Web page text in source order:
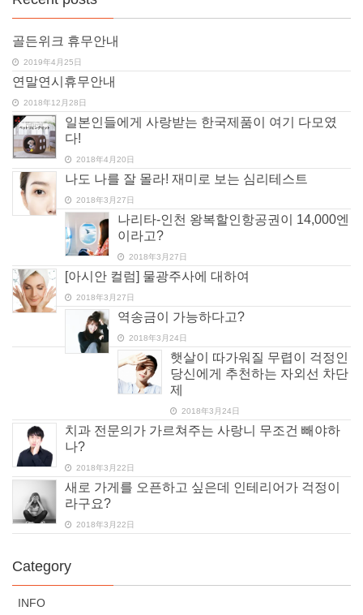
골든위크 휴무안내
2019年4月25日
연말연시휴무안내
2018年12月28日
일본인들에게 사랑받는 한국제품이 여기 다모였
다!
2018年4月20日
나도 나를 잘 몰라! 재미로 보는 심리테스트
2018年3月27日
나리타-인천 왕복할인항공권이 14,000엔
이라고?
2018年3月27日
[아시안 컬럼] 물광주사에 대하여
2018年3月27日
역송금이 가능하다고?
2018年3月24日
햇살이 따가워질 무렵이 걱정인
당신에게 추천하는 자외선 차단
제
2018年3月24日
치과 전문의가 가르쳐주는 사랑니 무조건 빼야하
나?
2018年3月22日
새로 가게를 오픈하고 싶은데 인테리어가 걱정이
라구요?
2018年3月22日
Category
INFO